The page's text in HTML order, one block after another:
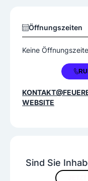
Sind Sie
Öffnungszeiten
Keine
+43 2774 205590
WEBSITE